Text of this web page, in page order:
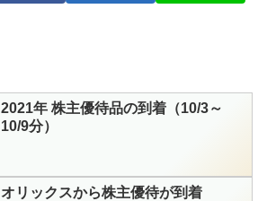
2021年 株主優待品の到着（10/3～
10/9分）
オリックスから株主優待が到着